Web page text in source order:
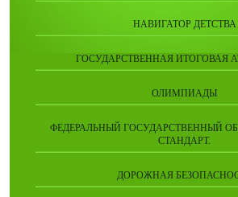
НАВИГАТОР ДЕТСТВА
ГОСУДАРСТВЕННАЯ ИТОГОВАЯ
ОЛИМПИАДЫ
ФЕДЕРАЛЬНЫЙ ГОСУДАРСТВЕННЫЙ
СТАНДАРТ.
ДОРОЖНАЯ